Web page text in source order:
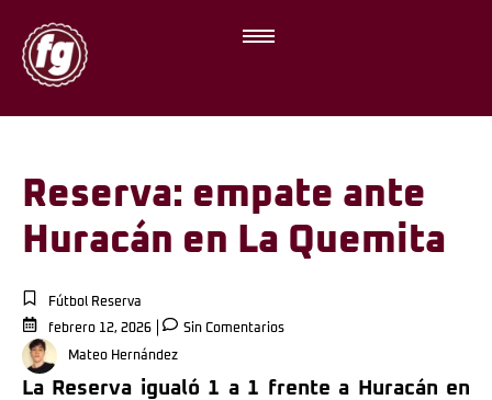
Reserva: empate ante
Huracán en La Quemita
Fútbol Reserva
febrero 12, 2026
Sin Comentarios
Mateo Hernández
La Reserva igualó 1 a 1 frente a Huracán en